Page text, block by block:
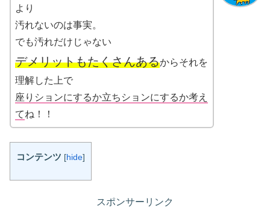
より
汚れないのは事実。
でも汚れだけじゃない
デメリットもたくさんあるからそれを
理解した上で
座りションにするか立ちションにするか考え
てね！！
コンテンツ [hide]
スポンサーリンク